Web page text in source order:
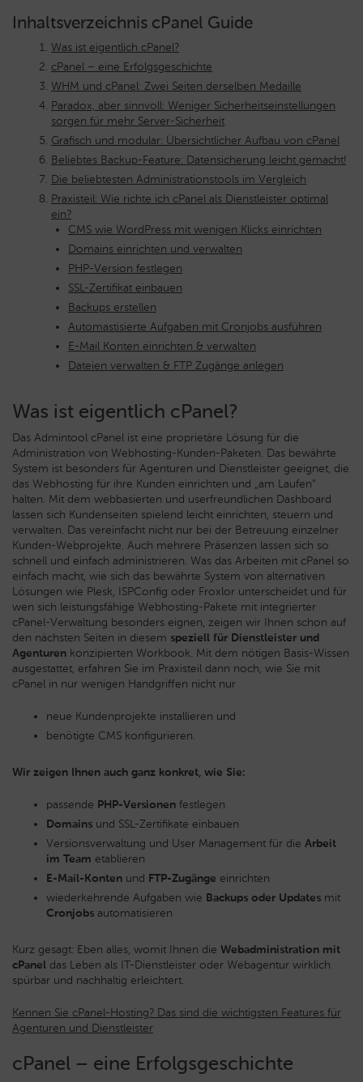
Inhaltsverzeichnis cPanel Guide
Was ist eigentlich cPanel?
cPanel – eine Erfolgsgeschichte
WHM und cPanel: Zwei Seiten derselben Medaille
Paradox, aber sinnvoll: Weniger Sicherheitseinstellungen
sorgen für mehr Server-Sicherheit
Grafisch und modular: Übersichtlicher Aufbau von cPanel
Beliebtes Backup-Feature: Datensicherung leicht gemacht!
Die beliebtesten Administrationstools im Vergleich
Praxisteil: Wie richte ich cPanel als Dienstleister optimal
ein?
CMS wie WordPress mit wenigen Klicks einrichten
Domains einrichten und verwalten
PHP-Version festlegen
SSL-Zertifikat einbauen
Backups erstellen
Automastisierte Aufgaben mit Cronjobs ausführen
E-Mail Konten einrichten & verwalten
Dateien verwalten & FTP Zugänge anlegen
Was ist eigentlich cPanel?
Das Admintool cPanel ist eine proprietäre Lösung für die
Administration von Webhosting-Kunden-Paketen. Das bewährte
System ist besonders für Agenturen und Dienstleister geeignet, die
das Webhosting für ihre Kunden einrichten und „am Laufen“
halten. Mit dem webbasierten und userfreundlichen Dashboard
lassen sich Kundenseiten spielend leicht einrichten, steuern und
verwalten. Das vereinfacht nicht nur bei der Betreuung einzelner
Kunden-Webprojekte. Auch mehrere Präsenzen lassen sich so
schnell und einfach administrieren. Was das Arbeiten mit cPanel so
einfach macht, wie sich das bewährte System von alternativen
Lösungen wie Plesk, ISPConfig oder Froxlor unterscheidet und für
wen sich leistungsfähige Webhosting-Pakete mit integrierter
cPanel-Verwaltung besonders eignen, zeigen wir Ihnen schon auf
den nächsten Seiten in diesem speziell für Dienstleister und
Agenturen konzipierten Workbook. Mit dem nötigen Basis-Wissen
ausgestattet, erfahren Sie im Praxisteil dann noch, wie Sie mit
cPanel in nur wenigen Handgriffen nicht nur
neue Kundenprojekte installieren und
benötigte CMS konfigurieren.
Wir zeigen Ihnen auch ganz konkret, wie Sie:
passende PHP-Versionen festlegen
Domains und SSL-Zertifikate einbauen
Versionsverwaltung und User Management für die Arbeit
im Team etablieren
E-Mail-Konten und FTP-Zugänge einrichten
wiederkehrende Aufgaben wie Backups oder Updates mit
Cronjobs automatisieren
Kurz gesagt: Eben alles, womit Ihnen die Webadministration mit
cPanel das Leben als IT-Dienstleister oder Webagentur wirklich
spürbar und nachhaltig erleichtert.
Kennen Sie cPanel-Hosting? Das sind die wichtigsten Features für
Agenturen und Dienstleister
cPanel – eine Erfolgsgeschichte